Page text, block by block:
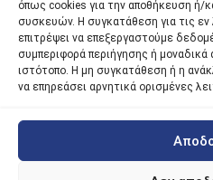
όπως cookies για την αποθήκευση ή/
συσκευών. Η συγκατάθεση για τις
επιτρέψει να επεξεργαστούμε
συμπεριφορά περιήγησης ή
ιστότοπο. Η μη συγκατάθεση ή η
να επηρεάσει αρνητικά ορισμένες
παγίων ισχυουσών διατάξεων. Για
εντός του εσωτερικού χώρου
κοινού, η εξυπηρέτησή του
προγραμματισμένου ραντεβού.
| iky.gr | All Rights
Designed and Developed by